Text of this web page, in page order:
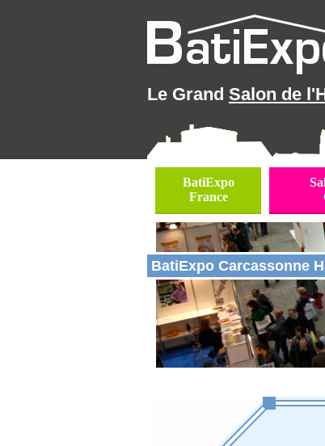
Le Grand Salon de
BatiExpo
France
BatiExpo Carcassonne